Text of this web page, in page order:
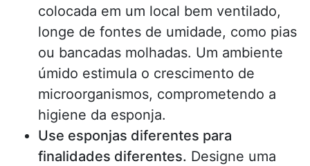
colocada em um local bem ventilado,
longe de fontes de umidade, como pias
ou bancadas molhadas. Um ambiente
úmido estimula o crescimento de
microorganismos, comprometendo a
higiene da esponja.
Use esponjas diferentes para
finalidades diferentes. Designe uma